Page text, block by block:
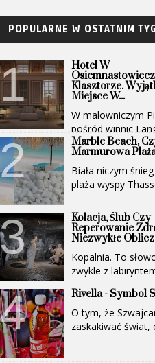
POPULARNE W OSTATNIM
Hotel W
Klasztorze.
Miejsce W...
W malowniczym
pośród winnic
(UNESCO)...
Marble Beach,
Marmurowa
Biała niczym
plaża wyspy
Kolacja, Ślub Czy
Reperowanie
Niezwykłe
Kopalnia. To
zwykle z
Rivella - Symbol
O tym, że
zaskakiwać świat,